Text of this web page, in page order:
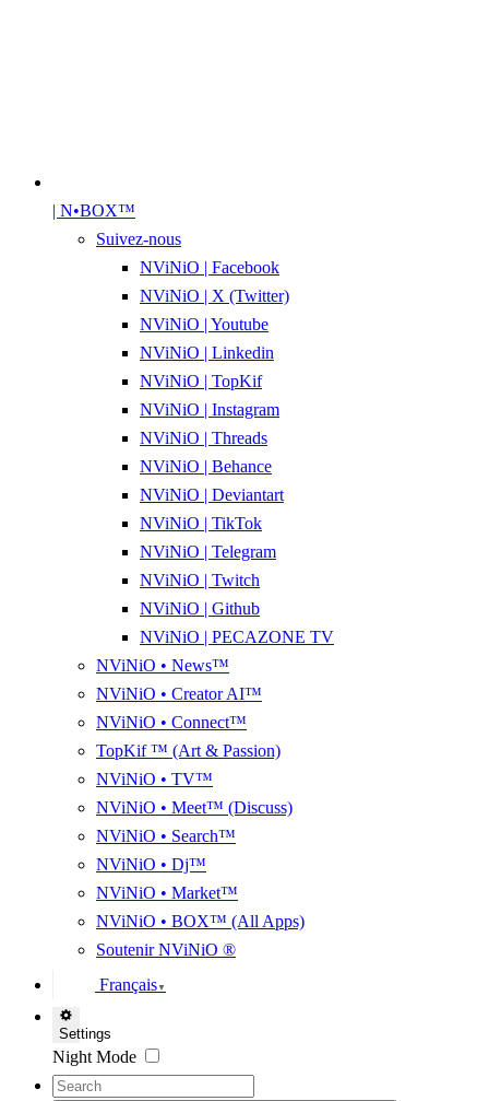
| N•BOX™
Suivez-nous
NViNiO | Facebook
NViNiO | X (Twitter)
NViNiO | Youtube
NViNiO | Linkedin
NViNiO | TopKif
NViNiO | Instagram
NViNiO | Threads
NViNiO | Behance
NViNiO | Deviantart
NViNiO | TikTok
NViNiO | Telegram
NViNiO | Twitch
NViNiO | Github
NViNiO | PECAZONE TV
NViNiO • News™
NViNiO • Creator AI™
NViNiO • Connect™
TopKif ™ (Art & Passion)
NViNiO • TV™
NViNiO • Meet™ (Discuss)
NViNiO • Search™
NViNiO • Dj™
NViNiO • Market™
NViNiO • BOX™ (All Apps)
Soutenir NViNiO ®
Français ▼
Settings
Night Mode